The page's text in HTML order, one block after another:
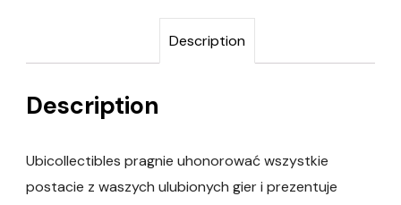
Description
Description
Ubicollectibles pragnie uhonorować wszystkie
postacie z waszych ulubionych gier i prezentuje